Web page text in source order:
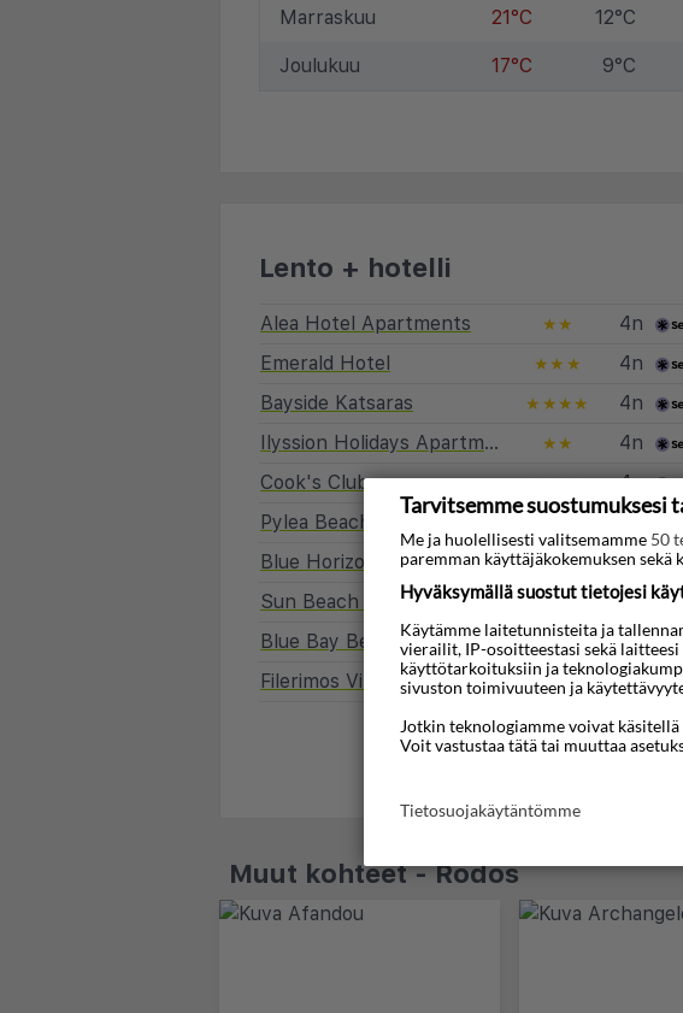
Marraskuu 21°C 12°C
Joulukuu 17°C 9°C
Lento + hotelli
Alea Hotel Apartments ★★ 4n
Emerald Hotel
★★★ 4n
Bayside Katsaras
★★★★ 4n
Ilyssion Holidays Apartments & Studios
★★ 4n
Cook's Club
★★★★ 4n
Pylea Beach Hotel
Blue Horizon Hotel
★★★★ 4n
Sun Beach Resort
★★★★ 4n
Blue Bay Beach Resort
★★★★ 4n
Filerimos Village
★★★★ 3n
Etsi matkoja
Muut kohteet - Rodos
Tarvitsemme suostumuksesi
Me ja huolellisesti valitsemamme 50
paremman käyttäjäkokemuksen sekä
Hyväksymällä suostut tietojesi
Käytämme laitetunnisteita ja
vierailit, IP-osoitteestasi sekä
käyttötarkoituksiin ja
sivuston toimivuuteen ja
Jotkin teknologiamme voivat
Voit vastustaa tätä tai muuttaa
Tietosuojakäytäntömme